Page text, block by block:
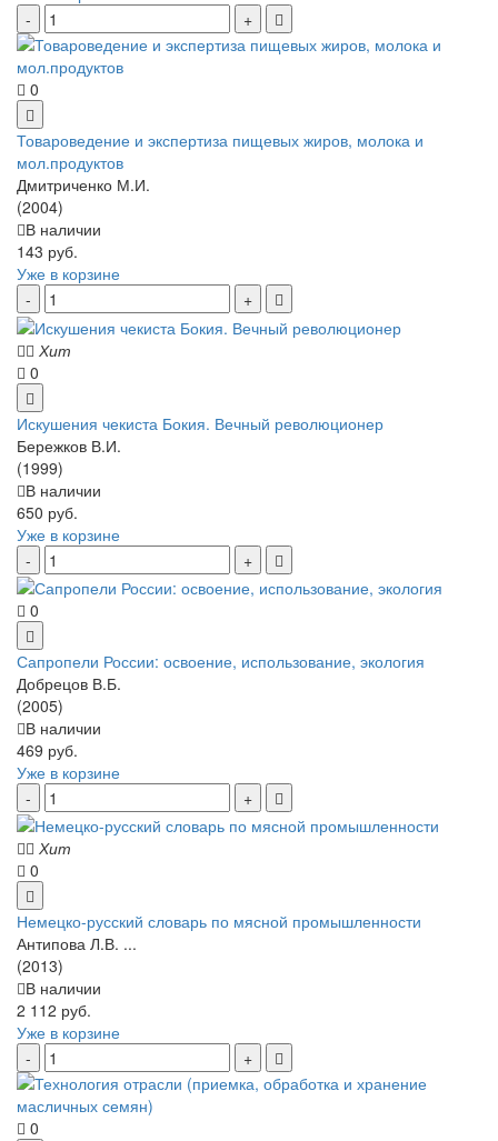
0
Товароведение и экспертиза пищевых жиров, молока и
мол.продуктов
Дмитриченко М.И.
(2004)
В наличии
143 руб.
Уже в корзине
Хит
0
Искушения чекиста Бокия. Вечный революционер
Бережков В.И.
(1999)
В наличии
650 руб.
Уже в корзине
0
Сапропели России: освоение, использование, экология
Добрецов В.Б.
(2005)
В наличии
469 руб.
Уже в корзине
Хит
0
Немецко-русский словарь по мясной промышленности
Антипова Л.В. ...
(2013)
В наличии
2 112 руб.
Уже в корзине
0